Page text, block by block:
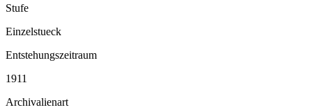
Stufe
Einzelstueck
Entstehungszeitraum
1911
Archivalienart